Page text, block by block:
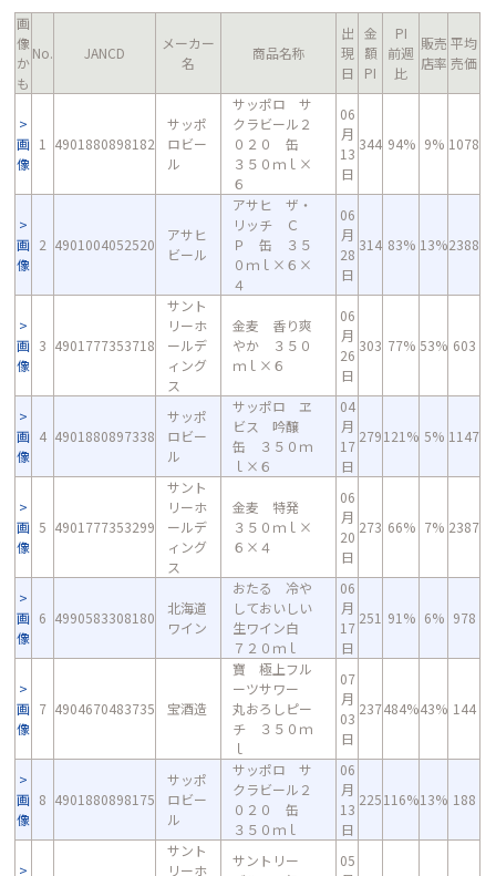
画
像
か
も
No. JANCD
メーカー
名
商品名称
出
現
日
金
額
PI
PI
前週
比
販売
店率
平均
売価
画
像
1 4901880898182
サッポ
ロビー
ル
サッポロ サ
クラビール２
０２０ 缶
３５０ｍｌ×
６
06
月
13
日
344 94% 9% 1078
画
像
2 4901004052520
アサヒ
ビール
アサヒ ザ・
リッチ Ｃ
Ｐ 缶 ３５
０ｍｌ×６×
４
06
月
28
日
314 83% 13%2388
画
像
3 4901777353718
サント
リーホ
ールデ
ィング
ス
金麦 香り爽
やか ３５０
ｍｌ×６
06
月
26
日
303 77% 53% 603
画
像
4 4901880897338
サッポ
ロビー
ル
サッポロ ヱ
ビス 吟醸
缶 ３５０ｍ
ｌ×６
04
月
17
日
279121% 5% 1147
画
像
5 4901777353299
サント
リーホ
ールデ
ィング
ス
金麦 特発
３５０ｍｌ×
６×４
06
月
20
日
273 66% 7% 2387
画
像
6 4990583308180
北海道
ワイン
おたる 冷や
しておいしい
生ワイン白
７２０ｍｌ
06
月
17
日
251 91% 6% 978
画
像
7 4904670483735 宝酒造
寶 極上フル
ーツサワー
丸おろしピー
チ ３５０ｍ
ｌ
07
月
03
日
237484%43% 144
画
像
8 4901880898175
サッポ
ロビー
ル
サッポロ サ
クラビール２
０２０ 缶
３５０ｍｌ
06
月
13
日
225116%13% 188
サント
リーホ
サントリー
05